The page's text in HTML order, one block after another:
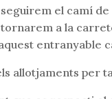
el camí
a la
entranyable
allotjaments per